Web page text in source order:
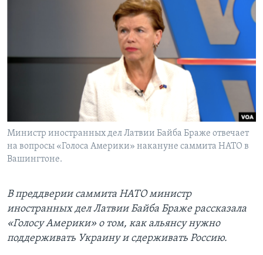
Министр иностранных дел Латвии Байба Браже отвечает
на вопросы «Голоса Америки» накануне саммита НАТО в
Вашингтоне.
В преддверии саммита НАТО министр
иностранных дел Латвии Байба Браже рассказала
«Голосу Америки» о том, как альянсу нужно
поддерживать Украину и сдерживать Россию.